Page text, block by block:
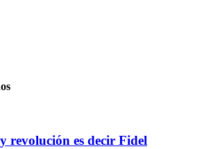
revolución es decir Fidel